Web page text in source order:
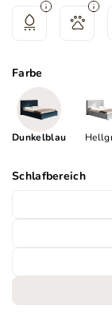
Farbe
Dunkelblau
Schlafbereich